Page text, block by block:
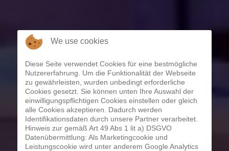
We use cookies
Diese Seite verwendet Cookies für eine bestmögliche
Nutzererfahrung. Um die Funktionalität der Webseite
zu gewährleisten, wurden unbedingt erforderliche
Cookies gesetzt. Sie können unten Ihre Auswahl der
einwilligungspflichtigen Cookies einstellen oder gleich
alle Cookies akzeptieren. Dadurch werden
Identifikationsdaten durch unsere Partner verarbeitet.
Hinweis zur gemäß Art 49 Abs 1 lit a) DSGVO
Datenübermittlung: Als Marketingcookie und
Leistungscookie wird unter anderem Google Analytics